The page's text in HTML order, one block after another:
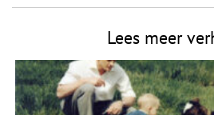
Lees meer